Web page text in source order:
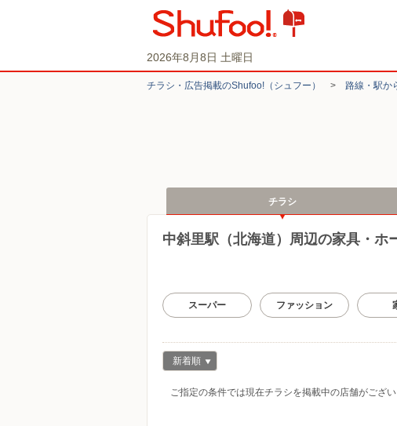
2026年8月8日 土曜日
チラシ・​広告掲載の​Shufoo!​（シュフー） > 路線・駅か
チラシ
中斜里駅（北海道）周辺の家具・ホ
スーパー ファッション
新着順
ご指定の条件では現在チラシを掲載中の店舗がござい